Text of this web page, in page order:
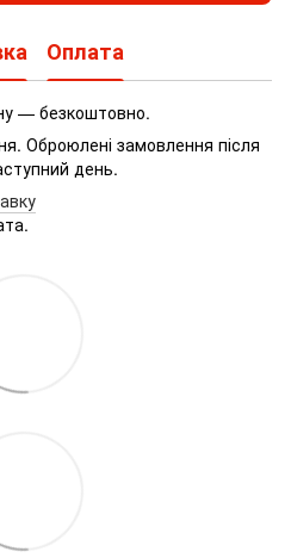
Оплата
— безкоштовно.
Оброюлені замовлення після
день.